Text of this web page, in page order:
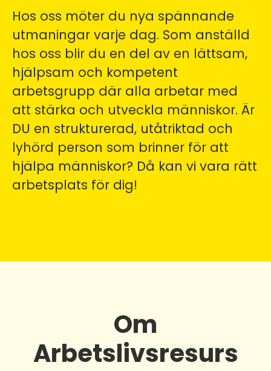
Hos oss möter du nya spännande
utmaningar varje dag. Som anställd
hos oss blir du en del av en lättsam,
hjälpsam och kompetent
arbetsgrupp där alla arbetar med
att stärka och utveckla människor. Är
DU en strukturerad, utåtriktad och
lyhörd person som brinner för att
hjälpa människor? Då kan vi vara rätt
arbetsplats för dig!
Om
Arbetslivsresurs